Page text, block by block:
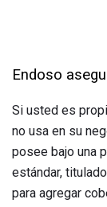
Endoso
Si usted es
no usa en su
posee bajo una
estándar,
para agregar